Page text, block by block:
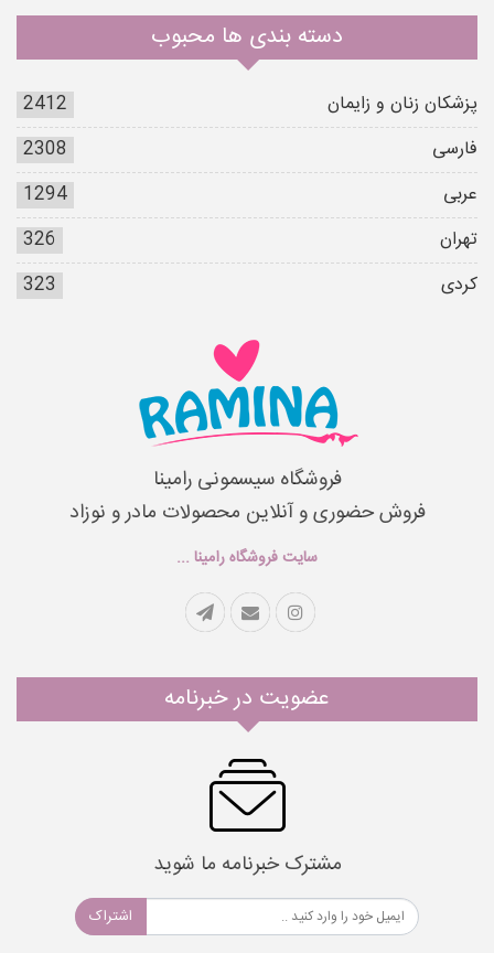
دسته بندی ها محبوب
پزشکان زنان و زایمان
2412
فارسی
2308
عربی
1294
تهران
326
کردی
323
فروشگاه سیسمونی رامینا
فروش حضوری و آنلاین محصولات مادر و نوزاد
سایت فروشگاه رامینا ...
عضویت در خبرنامه
مشترک خبرنامه ما شوید
اشتراک